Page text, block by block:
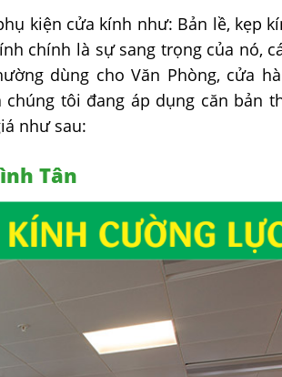
kiện cửa kính như: Bản lề, kẹp
chính là sự sang trọng của nó,
dùng cho Văn Phòng, cửa
chúng tôi đang áp dụng căn bản
như sau:
Tân